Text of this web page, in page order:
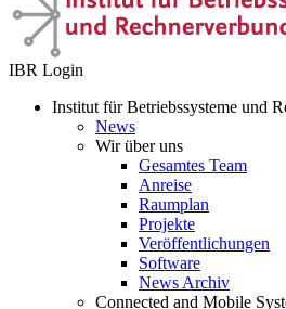
IBR Login
Institut für Betriebssysteme und
News
Wir über uns
Gesamtes Team
Anreise
Raumplan
Projekte
Veröffentlichungen
Software
News Archiv
Connected and Mobile